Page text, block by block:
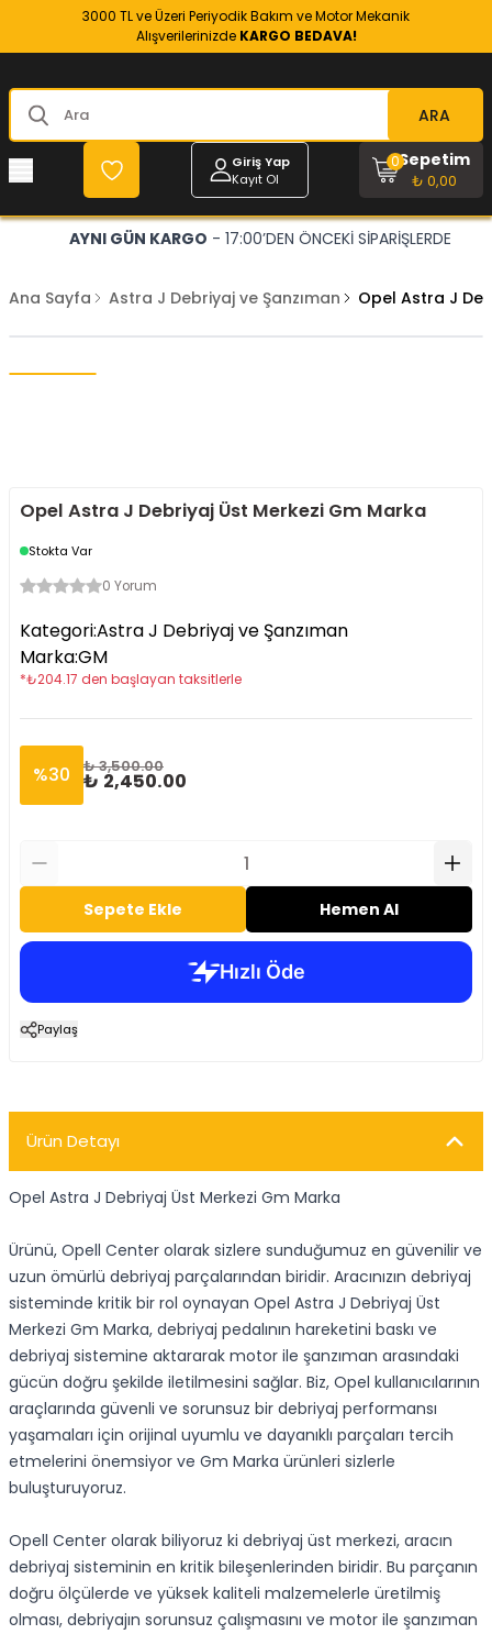
3000 TL ve Üzeri Periyodik Bakım ve Motor Mekanik
Alışverilerinizde KARGO BEDAVA!
ARA
Giriş Yap
Kayıt Ol
Sepetim
₺ 0,00
0
AYNI GÜN KARGO - 17:00’DEN ÖNCEKİ SİPARİŞLERDE
Ana Sayfa Astra J Debriyaj ve Şanzıman Opel Astra J
Opel Astra J Debriyaj Üst Merkezi Gm Marka
Stokta Var
0 Yorum
Kategori:Astra J Debriyaj ve Şanzıman
Marka:GM
*₺204.17 den başlayan taksitlerle
%30 ₺ 3,500.00
₺ 2,450.00
Sepete Ekle Hemen Al
Paylaş
Ürün Detayı
Opel Astra J Debriyaj Üst Merkezi Gm Marka
Ürünü, Opell Center olarak sizlere sunduğumuz en güvenilir ve
uzun ömürlü debriyaj parçalarından biridir. Aracınızın debriyaj
sisteminde kritik bir rol oynayan Opel Astra J Debriyaj Üst
Merkezi Gm Marka, debriyaj pedalının hareketini baskı ve
debriyaj sistemine aktararak motor ile şanzıman arasındaki
gücün doğru şekilde iletilmesini sağlar. Biz, Opel kullanıcılarının
araçlarında güvenli ve sorunsuz bir debriyaj performansı
yaşamaları için orijinal uyumlu ve dayanıklı parçaları tercih
etmelerini önemsiyor ve Gm Marka ürünleri sizlerle
buluşturuyoruz.
Opell Center olarak biliyoruz ki debriyaj üst merkezi, aracın
debriyaj sisteminin en kritik bileşenlerinden biridir. Bu parçanın
doğru ölçülerde ve yüksek kaliteli malzemelerle üretilmiş
olması, debriyajın sorunsuz çalışmasını ve motor ile şanzıman